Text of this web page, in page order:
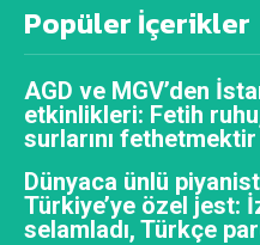
Popüler İçerikler
AGD ve MGV’den
etkinlikleri: Fetih
surlarını fethetmektir
Dünyaca ünlü
Türkiye’ye özel jest:
selamladı, Türkçe